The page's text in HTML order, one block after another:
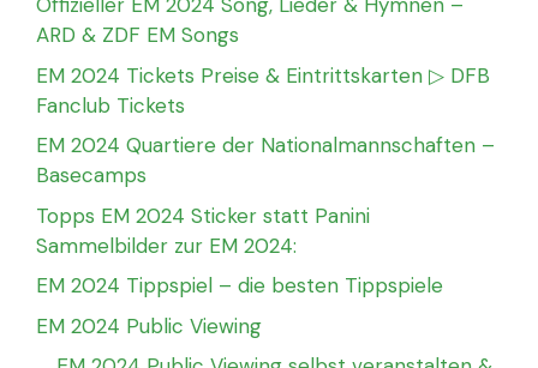
ARD & ZDF EM Songs
EM 2024 Tickets Preise & Eintrittskarten ▷ DFB
Fanclub Tickets
EM 2024 Quartiere der Nationalmannschaften –
Basecamps
Topps EM 2024 Sticker statt Panini
Sammelbilder zur EM 2024:
EM 2024 Tippspiel – die besten Tippspiele
EM 2024 Public Viewing